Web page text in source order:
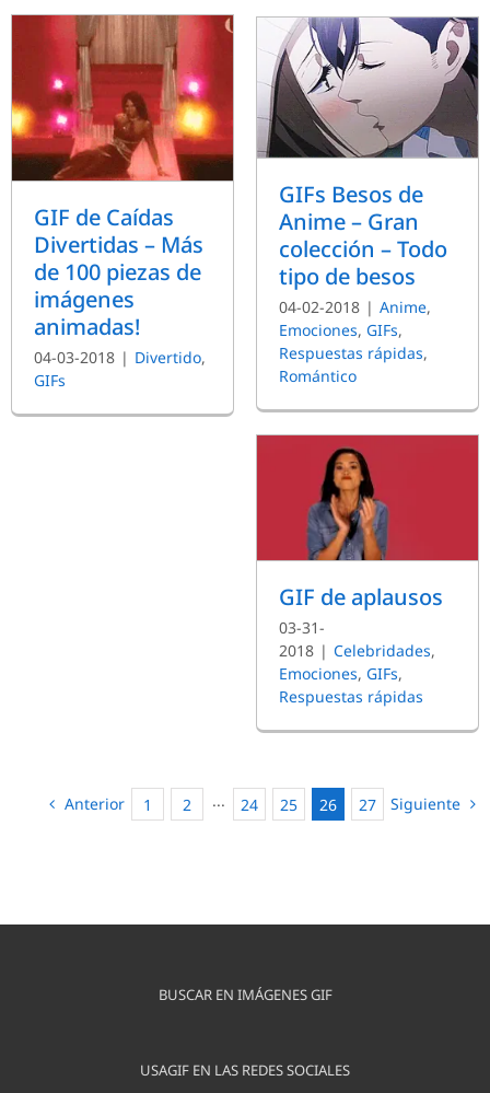
GIF de Caídas
Divertidas – Más
de 100 piezas de
imágenes
animadas!
04-03-2018 | Divertido,
GIFs
GIFs Besos de
Anime – Gran
colección – Todo
tipo de besos
04-02-2018 | Anime,
Emociones, GIFs,
Respuestas rápidas,
Romántico
GIF de aplausos
03-31-
2018 | Celebridades,
Emociones, GIFs,
Respuestas rápidas
Anterior 1 2 ··· 24 25 26 27 Siguiente
BUSCAR EN IMÁGENES GIF
USAGIF EN LAS REDES SOCIALES